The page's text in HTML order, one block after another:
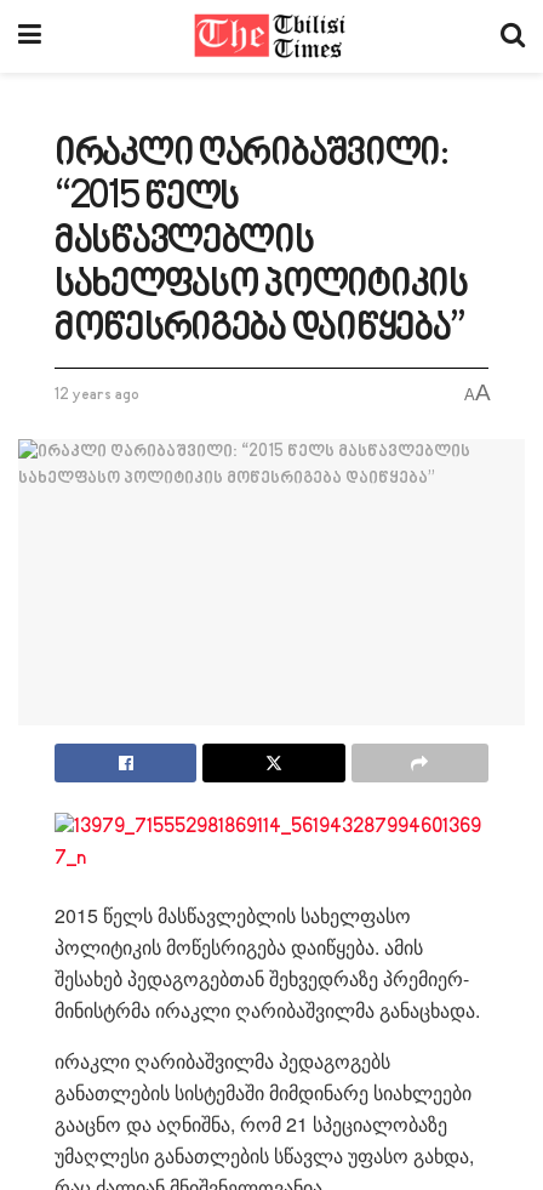
ირაკლი ღარიბაშვილი:
“2015 წელს
მასწავლებლის
სახელფასო პოლიტიკის
მოწესრიგება დაიწყება”
12 years ago AA
2015 წელს მასწავლებლის სახელფასო
პოლიტიკის მოწესრიგება დაიწყება. ამის
შესახებ პედაგოგებთან შეხვედრაზე პრემიერ-
მინისტრმა ირაკლი ღარიბაშვილმა განაცხადა.
ირაკლი ღარიბაშვილმა პედაგოგებს
განათლების სისტემაში მიმდინარე სიახლეები
გააცნო და აღნიშნა, რომ 21 სპეციალობაზე
უმაღლესი განათლების სწავლა უფასო გახდა,